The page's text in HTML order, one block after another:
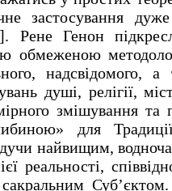
застосування
Рене Генон
обмеженою
надсвідомого,
душі, релігії,
змішування
для
найвищим,
реальності,